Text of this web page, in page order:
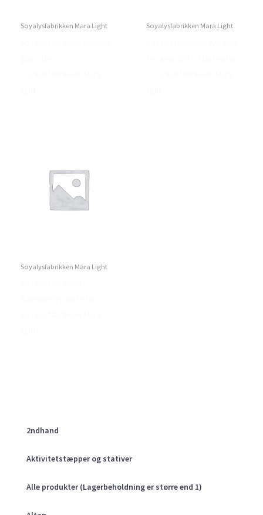
2ndhand
Aktivitetstæpper og stativer
Alle produkter (Lagerbeholdning er større end 1)
Soyalysfabrikken Mara Light Soyalysfabrikken Mara Light
Soyalysfabrikken Mara Light